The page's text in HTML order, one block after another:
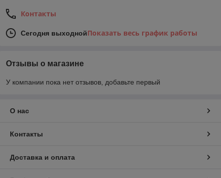
Контакты
Сегодня выходнойПоказать весь график работы
Отзывы о магазине
У компании пока нет отзывов, добавьте первый
О нас
Контакты
Доставка и оплата